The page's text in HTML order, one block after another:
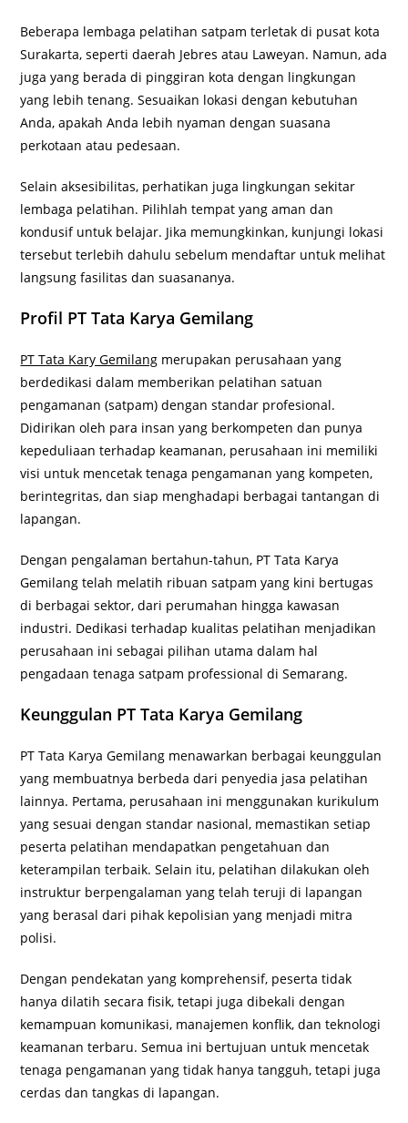
Beberapa lembaga pelatihan satpam terletak di pusat kota
Surakarta, seperti daerah Jebres atau Laweyan. Namun, ada
juga yang berada di pinggiran kota dengan lingkungan
yang lebih tenang. Sesuaikan lokasi dengan kebutuhan
Anda, apakah Anda lebih nyaman dengan suasana
perkotaan atau pedesaan.
Selain aksesibilitas, perhatikan juga lingkungan sekitar
lembaga pelatihan. Pilihlah tempat yang aman dan
kondusif untuk belajar. Jika memungkinkan, kunjungi lokasi
tersebut terlebih dahulu sebelum mendaftar untuk melihat
langsung fasilitas dan suasananya.
Profil PT Tata Karya Gemilang
PT Tata Kary Gemilang merupakan perusahaan yang
berdedikasi dalam memberikan pelatihan satuan
pengamanan (satpam) dengan standar profesional.
Didirikan oleh para insan yang berkompeten dan punya
kepeduliaan terhadap keamanan, perusahaan ini memiliki
visi untuk mencetak tenaga pengamanan yang kompeten,
berintegritas, dan siap menghadapi berbagai tantangan di
lapangan.
Dengan pengalaman bertahun-tahun, PT Tata Karya
Gemilang telah melatih ribuan satpam yang kini bertugas
di berbagai sektor, dari perumahan hingga kawasan
industri. Dedikasi terhadap kualitas pelatihan menjadikan
perusahaan ini sebagai pilihan utama dalam hal
pengadaan tenaga satpam professional di Semarang.
Keunggulan PT Tata Karya Gemilang
PT Tata Karya Gemilang menawarkan berbagai keunggulan
yang membuatnya berbeda dari penyedia jasa pelatihan
lainnya. Pertama, perusahaan ini menggunakan kurikulum
yang sesuai dengan standar nasional, memastikan setiap
peserta pelatihan mendapatkan pengetahuan dan
keterampilan terbaik. Selain itu, pelatihan dilakukan oleh
instruktur berpengalaman yang telah teruji di lapangan
yang berasal dari pihak kepolisian yang menjadi mitra
polisi.
Dengan pendekatan yang komprehensif, peserta tidak
hanya dilatih secara fisik, tetapi juga dibekali dengan
kemampuan komunikasi, manajemen konflik, dan teknologi
keamanan terbaru. Semua ini bertujuan untuk mencetak
tenaga pengamanan yang tidak hanya tangguh, tetapi juga
cerdas dan tangkas di lapangan.